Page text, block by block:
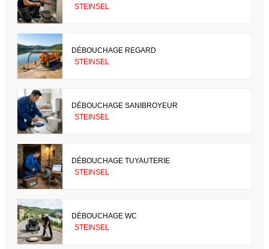
STEINSEL
DÉBOUCHAGE REGARD
STEINSEL
DÉBOUCHAGE SANIBROYEUR
STEINSEL
DÉBOUCHAGE TUYAUTERIE
STEINSEL
DÉBOUCHAGE WC
STEINSEL